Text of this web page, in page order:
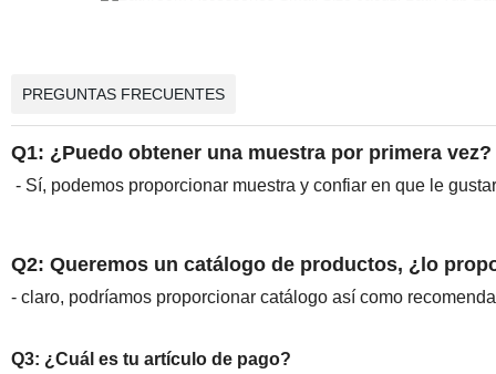
PREGUNTAS FRECUENTES
Q1: ¿Puedo obtener una muestra por primera vez?
- Sí, podemos proporcionar muestra y confiar en que le
Q2: Queremos un catálogo de productos, ¿lo
- claro, podríamos proporcionar catálogo así como
Q3: ¿Cuál es tu artículo de pago?